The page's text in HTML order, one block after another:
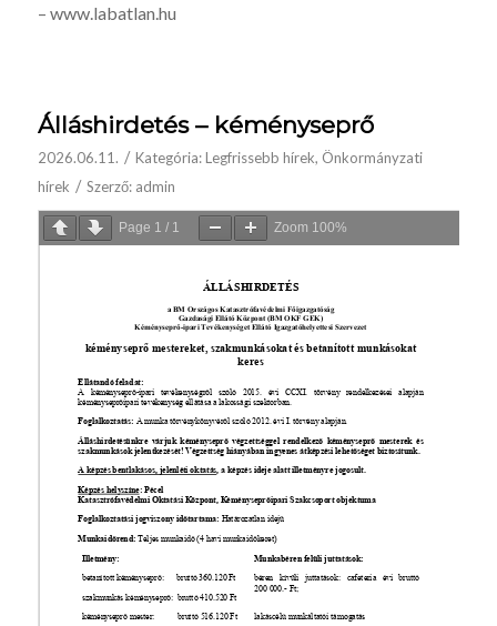
– www.labatlan.hu
Álláshirdetés – kéményseprő
2026.06.11. / Kategória:Legfrissebb hírek, Önkormányzati
hírek / Szerző: admin
Page 1 / 1 Zoom 100%